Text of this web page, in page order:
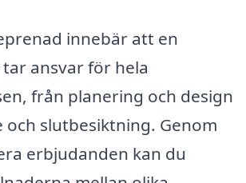
innebär att en
ansvar för hela
från planering och design
slutbesiktning. Genom
erbjudanden kan du